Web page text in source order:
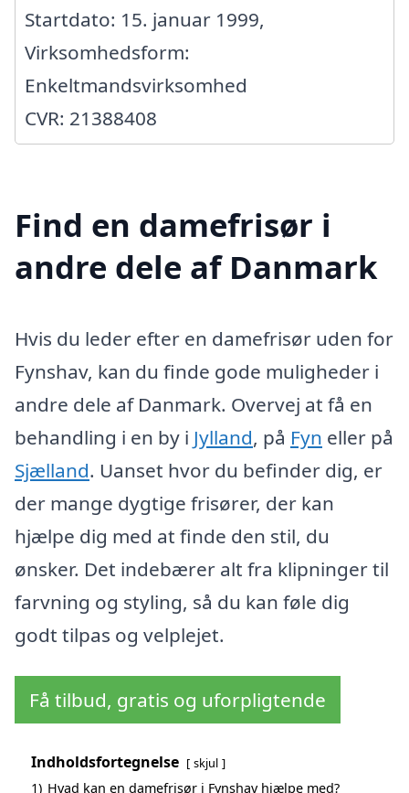
Startdato: 15. januar 1999,
Virksomhedsform:
Enkeltmandsvirksomhed
CVR: 21388408
Find en damefrisør i
andre dele af Danmark
Hvis du leder efter en damefrisør uden for
Fynshav, kan du finde gode muligheder i
andre dele af Danmark. Overvej at få en
behandling i en by i Jylland, på Fyn eller på
Sjælland. Uanset hvor du befinder dig, er
der mange dygtige frisører, der kan
hjælpe dig med at finde den stil, du
ønsker. Det indebærer alt fra klipninger til
farvning og styling, så du kan føle dig
godt tilpas og velplejet.
Få tilbud, gratis og uforpligtende
Indholdsfortegnelse skjul
1) Hvad kan en damefrisør i Fynshav hjælpe med?